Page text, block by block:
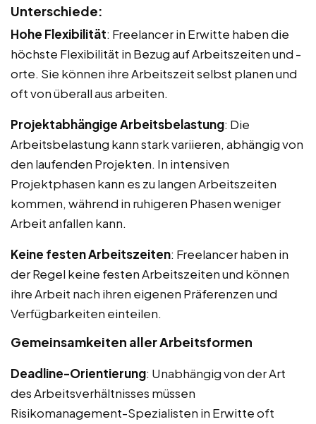
Unterschiede:
Hohe Flexibilität: Freelancer in Erwitte haben die
höchste Flexibilität in Bezug auf Arbeitszeiten und -
orte. Sie können ihre Arbeitszeit selbst planen und
oft von überall aus arbeiten.
Projektabhängige Arbeitsbelastung: Die
Arbeitsbelastung kann stark variieren, abhängig von
den laufenden Projekten. In intensiven
Projektphasen kann es zu langen Arbeitszeiten
kommen, während in ruhigeren Phasen weniger
Arbeit anfallen kann.
Keine festen Arbeitszeiten: Freelancer haben in
der Regel keine festen Arbeitszeiten und können
ihre Arbeit nach ihren eigenen Präferenzen und
Verfügbarkeiten einteilen.
Gemeinsamkeiten aller Arbeitsformen
Deadline-Orientierung: Unabhängig von der Art
des Arbeitsverhältnisses müssen
Risikomanagement-Spezialisten in Erwitte oft